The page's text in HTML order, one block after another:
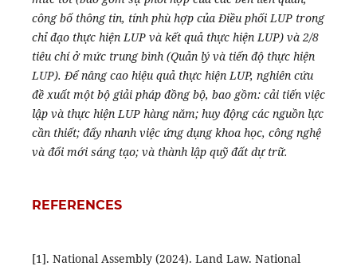
công bố thông tin, tính phù hợp của Điều phối LUP trong
chỉ đạo thực hiện LUP và kết quả thực hiện LUP) và 2/8
tiêu chí ở mức trung bình (Quản lý và tiến độ thực hiện
LUP). Để nâng cao hiệu quả thực hiện LUP, nghiên cứu
đề xuất một bộ giải pháp đồng bộ, bao gồm: cải tiến việc
lập và thực hiện LUP hàng năm; huy động các nguồn lực
cần thiết; đẩy nhanh việc ứng dụng khoa học, công nghệ
và đổi mới sáng tạo; và thành lập quỹ đất dự trữ.
REFERENCES
[1]. National Assembly (2024). Land Law. National